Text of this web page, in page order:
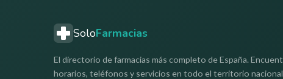
SoloFarmacias
El directorio de farmacias más completo de España.
horarios, teléfonos y servicios en todo el territorio